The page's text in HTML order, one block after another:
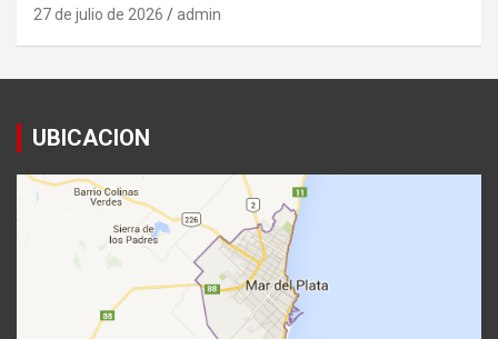
27 de julio de 2026 admin
UBICACION